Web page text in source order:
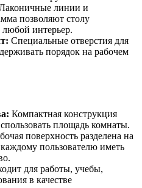
линии и
позволяют столу
любой интерьер.
Специальные отверстия для
порядок на рабочем
Компактная конструкция
площадь комнаты.
поверхность разделена на
пользователю иметь
для работы, учебы,
в качестве